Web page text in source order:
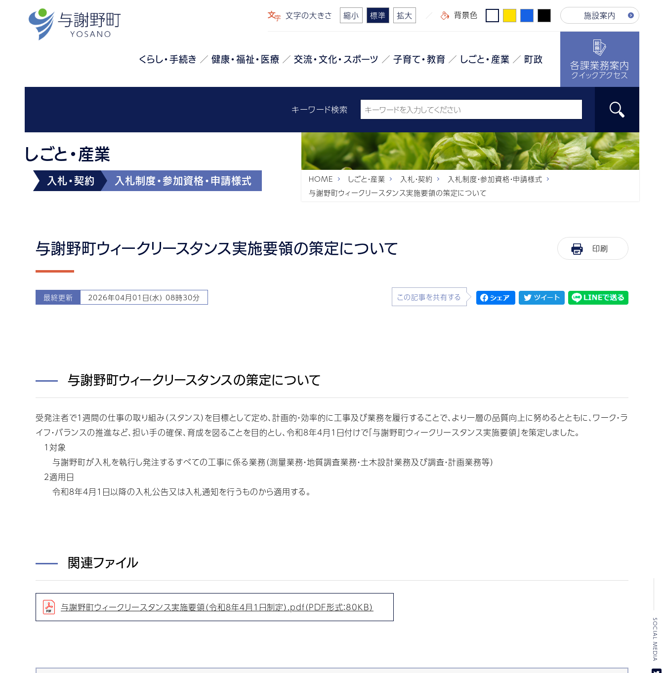
文字の大きさ 縮小 標準 拡大 背景色 施設案内
くらし・手続き 健康・福祉・医療 交流・文化・スポーツ 子育て・教育 しごと・産業 町政 各課業務案内
クイックアクセス
キーワード検索
しごと・産業
入札・契約 入札制度・参加資格・申請様式 HOME しごと・産業 入札・契約
入札制度・参加資格・申請様式
与謝野町ウィークリースタンス実施要領の策定について
与謝野町ウィークリースタンス実施要領の策定について 印刷
最終更新 2026年04月01日(水) 08時30分 この記事を共有する
与謝野町ウィークリースタンスの策定について
受発注者で１週間の仕事の取り組み（スタンス）を目標として定め、計画的・効率的に工事及び業務を履行することで、より一層の品質向上に努めるとともに、ワーク・ラ
イフ・バランスの推進など、担い手の確保、育成を図ることを目的とし、令和８年４月１日付けで「与謝野町ウィークリースタンス実施要領」を策定しました。
１対象
与謝野町が入札を執行し発注するすべての工事に係る業務（測量業務・地質調査業務・土木設計業務及び調査・計画業務等）
２適用日
令和８年４月１日以降の入札公告又は入札通知を行うものから適用する。
関連ファイル
与謝野町ウィークリースタンス実施要領（令和８年４月１日制定）.pdf（PDF形式：80KB）
SOCIAL MEDIA